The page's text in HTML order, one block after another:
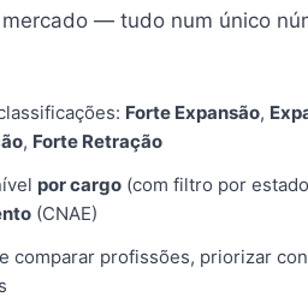
— tudo num único
Forte Expansão,
, Forte Retração
por cargo (com filtro por
(CNAE)
comparar profissões, priorizar